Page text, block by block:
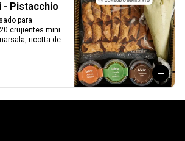
- Pistacchio
para
crujientes mini
ricotta de
confitada,
y una exquisita